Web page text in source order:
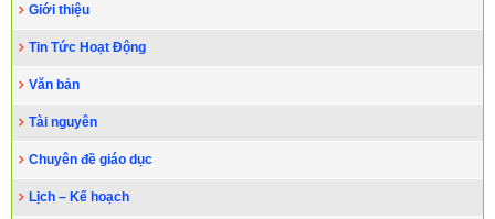
Giới thiệu
Tin Tức Hoạt Động
Văn bản
Tài nguyên
Chuyên đề giáo dục
Lịch – Kế hoạch